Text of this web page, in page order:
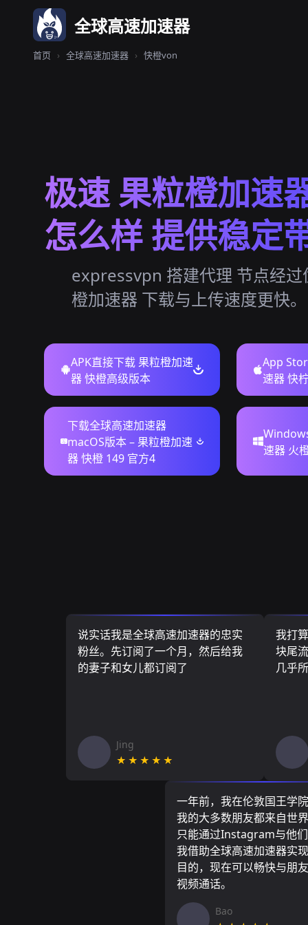
全球高速加速器
首页 › 全球高速加速器 › 快橙von
极速 果粒橙加速
怎么样 提供稳定
expressvpn 搭建代理 节点经过
橙加速器 下载与上传速度更快。
APK直接下载 果粒橙加速
器 快橙高级版本
App
速器 快
下载全球高速加速器
macOS版本 – 果粒橙加速
器 快橙 149 官方4
速器 火
说实话我是全球高速加速器的忠实
粉丝。先订阅了一个月，然后给我
的妻子和女儿都订阅了
Jing
★★★★★
我打
块尾
几乎
一年前，我在伦敦国王学
我的大多数朋友都来自世
只能通过Instagram与他
我借助全球高速加速器实
目的，现在可以畅快与朋
视频通话。
Bao